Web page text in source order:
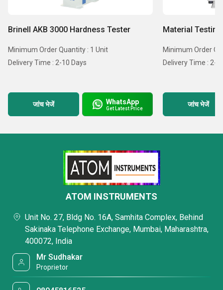
Brinell AKB 3000 Hardness Tester
Minimum Order Quantity : 1 Unit
Delivery Time : 2-10 Days
जांच भेजें WhatsApp
Get Latest Price
Material
Minimum Order
Delivery Time : 2-
जांच भेजें
ATOM INSTRUMENTS
Unit No. 27, Bldg No. 16A, Samhita Complex, Behind
Sakinaka Telephone Exchange, Mumbai, Maharashtra,
400072, India
Mr Sudhakar
Proprietor